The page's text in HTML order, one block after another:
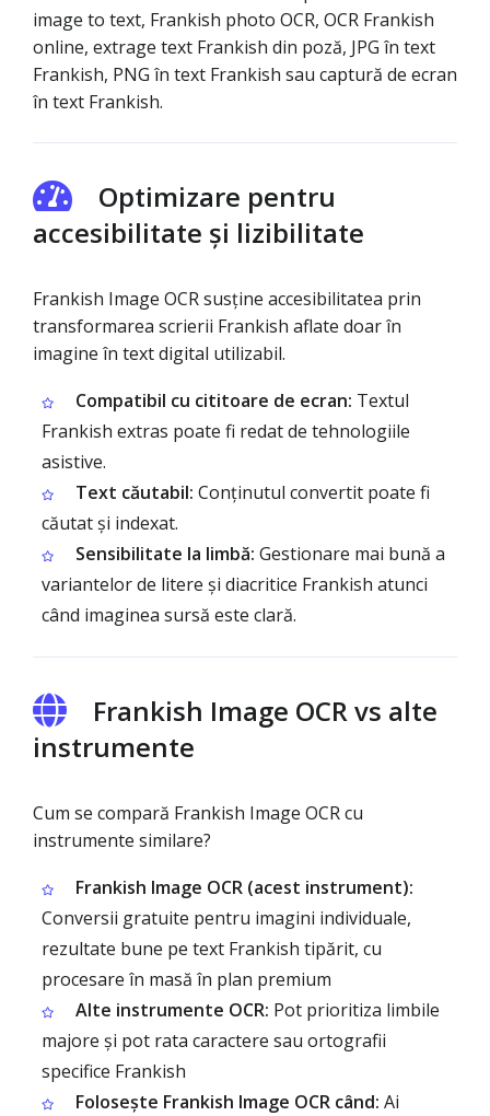
image to text, Frankish photo OCR, OCR Frankish
online, extrage text Frankish din poză, JPG în text
Frankish, PNG în text Frankish sau captură de ecran
în text Frankish.
Optimizare pentru
accesibilitate și lizibilitate
Frankish Image OCR susține accesibilitatea prin
transformarea scrierii Frankish aflate doar în
imagine în text digital utilizabil.
Compatibil cu cititoare de ecran: Textul
Frankish extras poate fi redat de tehnologiile
asistive.
Text căutabil: Conținutul convertit poate fi
căutat și indexat.
Sensibilitate la limbă: Gestionare mai bună a
variantelor de litere și diacritice Frankish atunci
când imaginea sursă este clară.
Frankish Image OCR vs alte
instrumente
Cum se compară Frankish Image OCR cu
instrumente similare?
Frankish Image OCR (acest instrument):
Conversii gratuite pentru imagini individuale,
rezultate bune pe text Frankish tipărit, cu
procesare în masă în plan premium
Alte instrumente OCR: Pot prioritiza limbile
majore și pot rata caractere sau ortografii
specifice Frankish
Folosește Frankish Image OCR când: Ai